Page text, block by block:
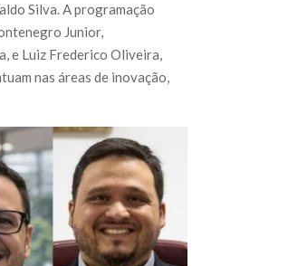
Silva. A programação
Junior,
e Luiz Frederico Oliveira,
nas áreas de inovação,